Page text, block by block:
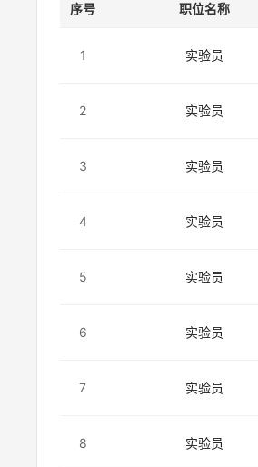
序号 职位名称
1 实验员
2 实验员
3 实验员
4 实验员
5 实验员
6 实验员
7 实验员
8 实验员